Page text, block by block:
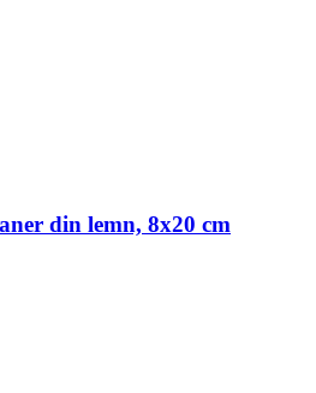
din lemn, 8x20 cm